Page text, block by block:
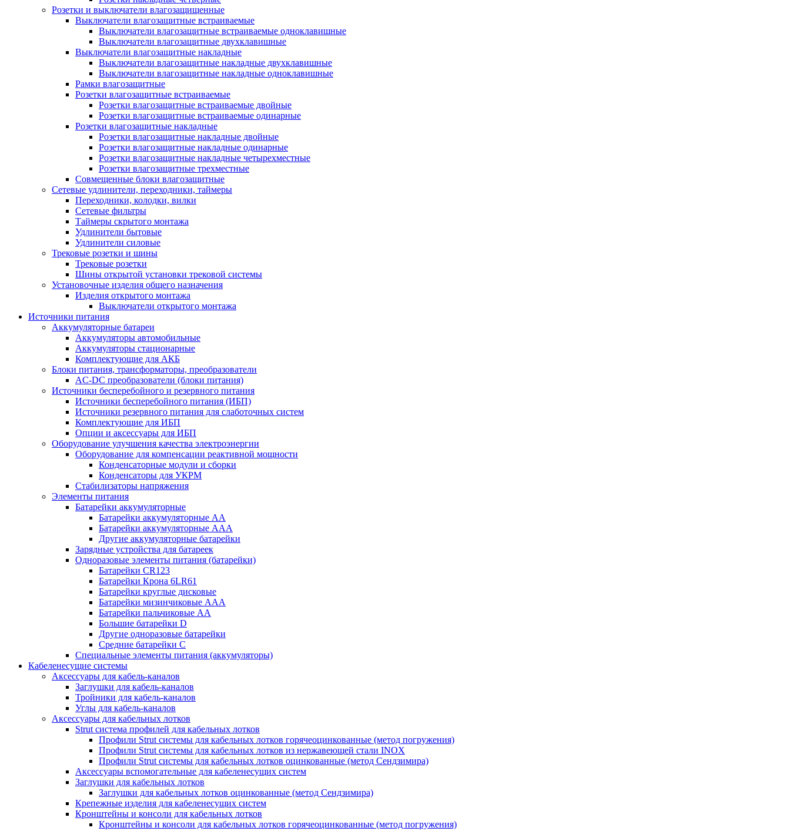
Розетки и выключатели влагозащищенные
Выключатели влагозащитные встраиваемые
Выключатели влагозащитные встраиваемые одноклавишные
Выключатели влагозащитные двухклавишные
Выключатели влагозащитные накладные
Выключатели влагозащитные накладные двухклавишные
Выключатели влагозащитные накладные одноклавишные
Рамки влагозащитные
Розетки влагозащитные встраиваемые
Розетки влагозащитные встраиваемые двойные
Розетки влагозащитные встраиваемые одинарные
Розетки влагозащитные накладные
Розетки влагозащитные накладные двойные
Розетки влагозащитные накладные одинарные
Розетки влагозащитные накладные четырехместные
Розетки влагозащитные трехместные
Совмещенные блоки влагозащитные
Сетевые удлинители, переходники, таймеры
Переходники, колодки, вилки
Сетевые фильтры
Таймеры скрытого монтажа
Удлинители бытовые
Удлинители силовые
Трековые розетки и шины
Трековые розетки
Шины открытой установки трековой системы
Установочные изделия общего назначения
Изделия открытого монтажа
Выключатели открытого монтажа
Источники питания
Аккумуляторные батареи
Аккумуляторы автомобильные
Аккумуляторы стационарные
Комплектующие для АКБ
Блоки питания, трансформаторы, преобразователи
AC-DC преобразователи (блоки питания)
Источники бесперебойного и резервного питания
Источники бесперебойного питания (ИБП)
Источники резервного питания для слаботочных систем
Комплектующие для ИБП
Опции и аксессуары для ИБП
Оборудование улучшения качества электроэнергии
Оборудование для компенсации реактивной мощности
Конденсаторные модули и сборки
Конденсаторы для УКРМ
Стабилизаторы напряжения
Элементы питания
Батарейки аккумуляторные
Батарейки аккумуляторные АА
Батарейки аккумуляторные ААА
Другие аккумуляторные батарейки
Зарядные устройства для батареек
Одноразовые элементы питания (батарейки)
Батарейки CR123
Батарейки Крона 6LR61
Батарейки круглые дисковые
Батарейки мизинчиковые ААА
Батарейки пальчиковые АА
Большие батарейки D
Другие одноразовые батарейки
Средние батарейки C
Специальные элементы питания (аккумуляторы)
Кабеленесущие системы
Аксессуары для кабель-каналов
Заглушки для кабель-каналов
Тройники для кабель-каналов
Углы для кабель-каналов
Аксессуары для кабельных лотков
Strut система профилей для кабельных лотков
Профили Strut системы для кабельных лотков горячеоцинкованные (метод погружения)
Профили Strut системы для кабельных лотков из нержавеющей стали INOX
Профили Strut системы для кабельных лотков оцинкованные (метод Сендзимира)
Аксессуары вспомогательные для кабеленесущих систем
Заглушки для кабельных лотков
Заглушки для кабельных лотков оцинкованные (метод Сендзимира)
Крепежные изделия для кабеленесущих систем
Кронштейны и консоли для кабельных лотков
Кронштейны и консоли для кабельных лотков горячеоцинкованные (метод погружения)